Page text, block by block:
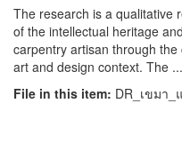
The research is a qualitative
of the intellectual heritage
carpentry artisan through
art and design context. The ...
File in this item: DR_เขมา